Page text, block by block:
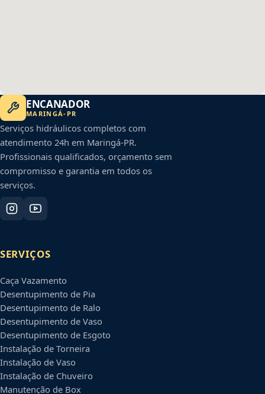
ENCANADOR
MARINGÁ- PR
Serviços hidráulicos completos com
atendimento 24h em Maringá-PR.
Profissionais qualificados, orçamento sem
compromisso e garantia em todos os
serviços.
SERVIÇOS
Caça Vazamento
Desentupimento de Pia
Desentupimento de Ralo
Desentupimento de Vaso
Desentupimento de Esgoto
Instalação de Torneira
Instalação de Vaso
Instalação de Chuveiro
Manutenção de Box